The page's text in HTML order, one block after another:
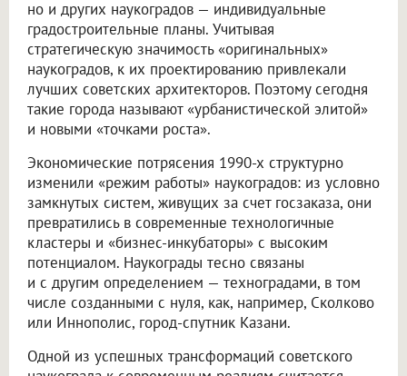
но и других наукоградов — индивидуальные
градостроительные планы. Учитывая
стратегическую значимость «оригинальных»
наукоградов, к их проектированию привлекали
лучших советских архитекторов. Поэтому сегодня
такие города называют «урбанистической элитой»
и новыми «точками роста».
Экономические потрясения 1990-х структурно
изменили «режим работы» наукоградов: из условно
замкнутых систем, живущих за счет госзаказа, они
превратились в современные технологичные
кластеры и «бизнес-инкубаторы» с высоким
потенциалом. Наукограды тесно связаны
и с другим определением — техноградами, в том
числе созданными с нуля, как, например, Сколково
или Иннополис, город-спутник Казани.
Одной из успешных трансформаций советского